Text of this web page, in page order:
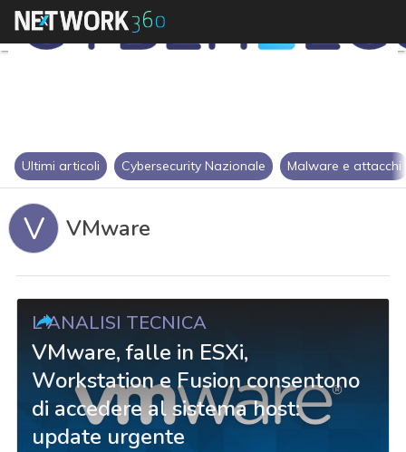
Ultimi articoli Cybersecurity Nazionale Malware e attacchi
V VMware
L'ANALISI TECNICA
VMware, falle in ESXi,
Workstation e Fusion consentono
di accedere al sistema host:
update urgente